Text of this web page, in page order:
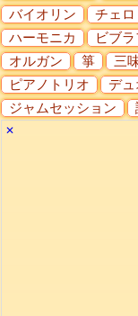
バイオリン
チェロ
ハーモニカ
ビブ
オルガン
箏 三
ピアノトリオ
デュ
ジャムセッション
✕